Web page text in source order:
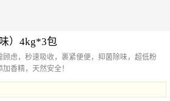
）4kg*3包
虑，秒速吸收，裹紧便便，抑菌除味，超低粉
香精，天然安全！